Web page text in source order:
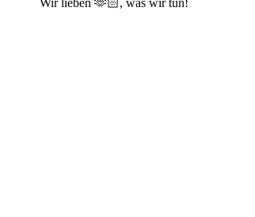
Wir lieben 🫶🏻, was wir tun!